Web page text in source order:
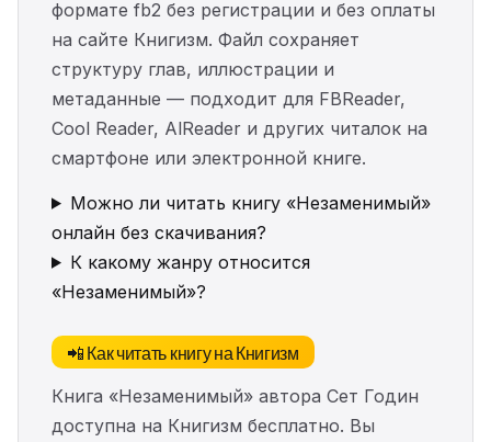
формате fb2 без регистрации и без оплаты
на сайте Книгизм. Файл сохраняет
структуру глав, иллюстрации и
метаданные — подходит для FBReader,
Cool Reader, AlReader и других читалок на
смартфоне или электронной книге.
Можно ли читать книгу «Незаменимый»
онлайн без скачивания?
К какому жанру относится
«Незаменимый»?
📲 Как читать книгу на Книгизм
Книга «Незаменимый» автора Сет Годин
доступна на Книгизм бесплатно. Вы